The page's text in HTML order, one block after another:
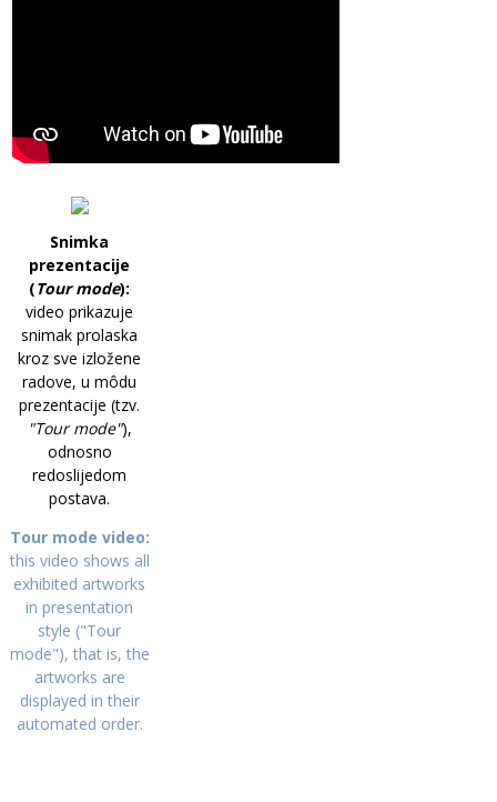
Snimka
prezentacije
(Tour mode):
video prikazuje
snimak prolaska
kroz sve izložene
radove, u môdu
prezentacije (tzv.
"Tour mode"),
odnosno
redoslijedom
postava.
Tour mode video:
this video shows all
exhibited artworks
in presentation
style ("Tour
mode"), that is, the
artworks are
displayed in their
automated order.